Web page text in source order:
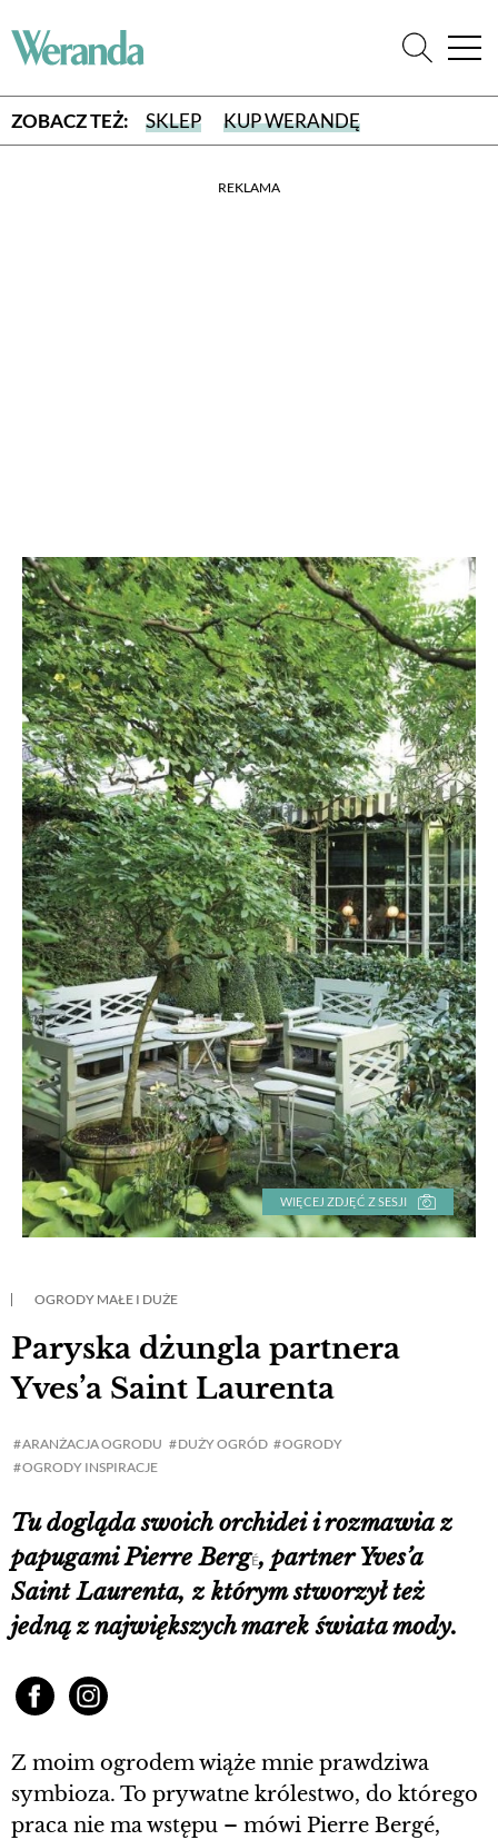
ZOBACZ TEŻ: SKLEP KUP WERANDĘ
REKLAMA
WIĘCEJ ZDJĘĆ Z SESJI
Paryska dżungla partnera
Yves’a Saint Laurenta
OGRODY MAŁE I DUŻE
ARANŻACJA OGRODU DUŻY OGRÓD
OGRODY
OGRODY INSPIRACJE
Tu dogląda swoich orchidei i rozmawia z
papugami Pierre BergÉ, partner Yves’a
Saint Laurenta, z którym stworzył też
jedną z największych marek świata mody.
Z moim ogrodem wiąże mnie prawdziwa
symbioza. To prywatne królestwo, do którego
praca nie ma wstępu – mówi Pierre Bergé,